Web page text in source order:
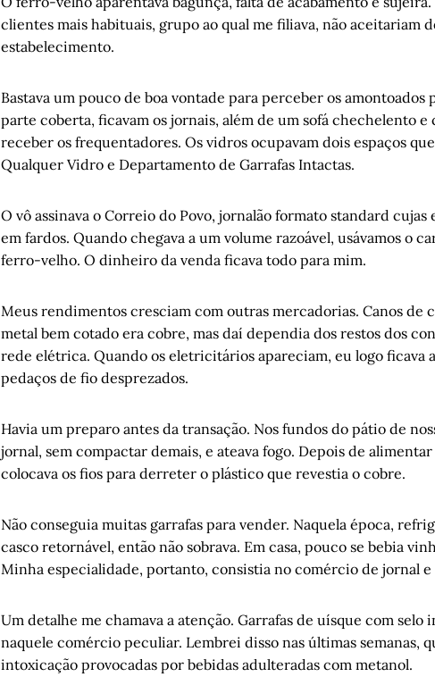
Duas ou mais coisas que eu sei sobre o Raduan Nassar, por
Porto Alegre, 1892-93: Bombardeio da Canhoneira Marajó e
clientes mais habituais, grupo ao qual me filiava, não aceitariam
estabelecimento.
Bastava um pouco de boa vontade para perceber os amontoados
parte coberta, ficavam os jornais, além de um sofá chechelento e
receber os frequentadores. Os vidros ocupavam dois espaços
Qualquer Vidro e Departamento de Garrafas Intactas.
O vô assinava o Correio do Povo, jornalão formato standard cujas
em fardos. Quando chegava a um volume razoável, usávamos o
ferro-velho. O dinheiro da venda ficava todo para mim.
Meus rendimentos cresciam com outras mercadorias. Canos de
metal bem cotado era cobre, mas daí dependia dos restos dos
rede elétrica. Quando os eletricitários apareciam, eu logo ficava
pedaços de fio desprezados.
Havia um preparo antes da transação. Nos fundos do pátio de
jornal, sem compactar demais, e ateava fogo. Depois de alimentar
colocava os fios para derreter o plástico que revestia o cobre.
Não conseguia muitas garrafas para vender. Naquela época,
casco retornável, então não sobrava. Em casa, pouco se bebia
Minha especialidade, portanto, consistia no comércio de jornal e
Um detalhe me chamava a atenção. Garrafas de uísque com selo
naquele comércio peculiar. Lembrei disso nas últimas semanas,
intoxicação provocadas por bebidas adulteradas com metanol.